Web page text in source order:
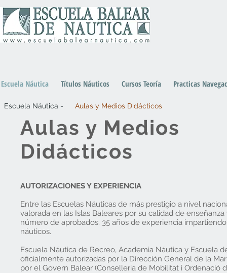
Escuela Náutica Títulos Náuticos Cursos Teoría Practicas
Aulas y Medios
Didácticos
AUTORIZACIONES Y EXPERIENCIA
Entre las Escuelas Náuticas de más prestigio a nivel
valorada en las Islas Baleares por su calidad de
número de aprobados. 35 años de experiencia
náuticos.
Escuela Náutica de Recreo, Academia Náutica y Escuela
oficialmente autorizadas por la Dirección General de la
por el Govern Balear (Conselleria de Mobilitat i Ordenació
Escuela Náutica - Aulas y Medios Didácticos